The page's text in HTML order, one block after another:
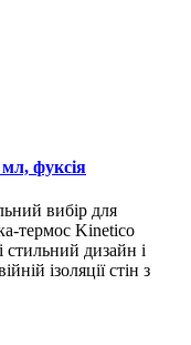
фуксія
вибір для
термос Kinetico
дизайн і
ізоляції стін з